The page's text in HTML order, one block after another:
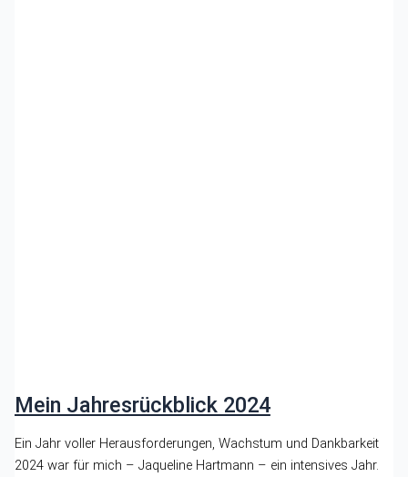
Mein Jahresrückblick 2024
Ein Jahr voller Herausforderungen, Wachstum und Dankbarkeit
2024 war für mich – Jaqueline Hartmann – ein intensives Jahr.